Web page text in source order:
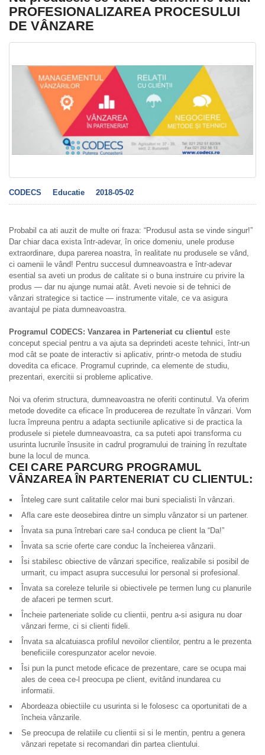
PROFESIONALIZAREA PROCESULUI
DE VÂNZARE
CODECS Educatie 2018-05-02
Probabil ca ati auzit de multe ori fraza: “Produsul asta se vinde singur!”
Dar chiar daca exista într-adevar, în orice domeniu, unele produse
extraordinare, dupa parerea noastra, în realitate nu produsele se vând,
ci oamenii le vând! Pentru succesul dumneavoastra e într-adevar
esential sa aveti un produs de calitate si o buna instruire cu privire la
produs — dar nu ajunge numai atât. Aveti nevoie si de tehnici de
vânzari strategice si tactice — instrumente vitale, ce va asigura
avantajul pe piata dumneavoastra.
Programul CODECS: Vanzarea in Parteneriat cu clientul este
conceput special pentru a va ajuta sa deprindeti aceste tehnici, într-un
mod cât se poate de interactiv si aplicativ, printr-o metoda de studiu
dovedita ca eficace. Programul cuprinde, ca elemente de studiu,
prezentari, exercitii si probleme aplicative.
Noi va oferim structura, dumneavoastra ne oferiti continutul. Va oferim
metode dovedite ca eficace în producerea de rezultate în vânzari. Vom
lucra împreuna pentru a adapta sectiunile aplicative si de practica la
produsele si pietele dumneavoastra, ca sa puteti apoi transforma cu
usurinta lucrurile însusite in cadrul programului de training în rezultate
bune la locul de munca.
CEI CARE PARCURG PROGRAMUL
VÂNZAREA ÎN PARTENERIAT CU CLIENTUL:
Înteleg care sunt calitatile celor mai buni specialisti în vânzari.
Afla care este deosebirea dintre un simplu vânzator si un partener.
Învata sa puna întrebari care sa-l conduca pe client la “Da!”
Învata sa scrie oferte care conduc la încheierea vânzarii.
Îsi stabilesc obiective de vânzari specifice, realizabile si posibil de
urmarit, cu impact asupra succesului lor personal si profesional.
Învata sa coreleze telurile si obiectivele pe termen lung cu planurile
de afaceri pe termen scurt.
Încheie parteneriate solide cu clientii, pentru a-si asigura nu doar
vânzari ferme, ci si clienti fideli.
Învata sa alcatuiasca profilul nevoilor clientilor, pentru a le prezenta
beneficiile corespunzator acelor nevoie.
Îsi pun la punct metode eficace de prezentare, care se ocupa mai
ales de ceea ce-l preocupa pe client, evitând inundarea cu
informatii.
Abordeaza obiectiile cu usurinta si le folosesc ca oportunitati de a
încheia vânzarile.
Se preocupa de relatiile cu clientii si si le mentin, pentru a genera
vânzari repetate si recomandari din partea clientului.